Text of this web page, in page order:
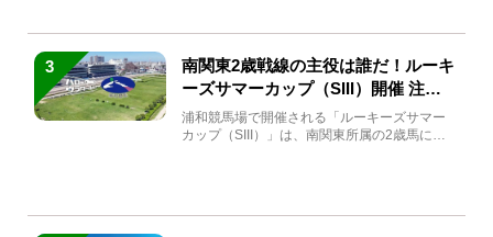
3
南関東2歳戦線の主役は誰だ！ルーキ
ーズサマーカップ（SIII）開催 注目
馬と見どころをチェック
浦和競馬場で開催される「ルーキーズサマー
カップ（SIII）」は、南関東所属の2歳馬によ